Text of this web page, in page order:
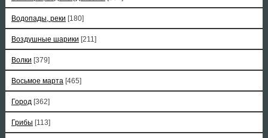
Водопады, реки [180]
Воздушные шарики [211]
Волки [379]
Восьмое марта [465]
Город [362]
Грибы [113]